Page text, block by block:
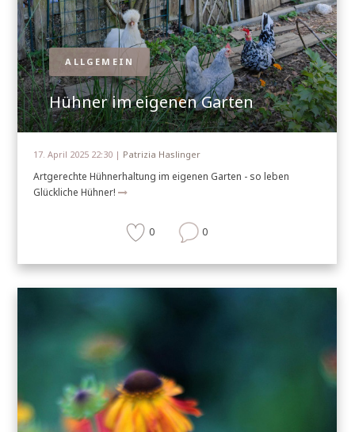
ALLGEMEIN
Hühner im eigenen Garten
17. April 2025 22:30 | Patrizia Haslinger
Artgerechte Hühnerhaltung im eigenen Garten - so leben
Glückliche Hühner!
0 0